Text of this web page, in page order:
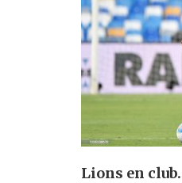
Lions en